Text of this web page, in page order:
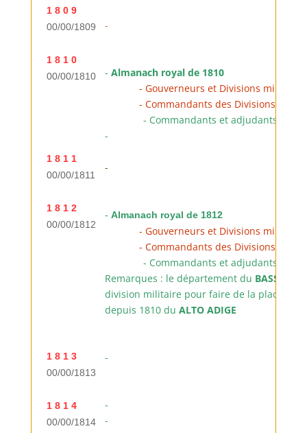
-
- Almanach royal de 1810
- Gouverneurs et Divisions
- Commandants des Divisions
- Commandants et adjudants de
-
-
- Almanach royal de 1812
- Gouverneurs et Divisions
- Commandants des Divisions
- Commandants et adjudants de
Remarques : le département du BASSO PO
division militaire pour faire de la place au
depuis 1810 du ALTO ADIGE
-
-
-
1 8 0 9
00/00/1809
1 8 1 0
00/00/1810
1 8 1 1
00/00/1811
1 8 1 2
00/00/1812
1 8 1 3
00/00/1813
1 8 1 4
00/00/1814